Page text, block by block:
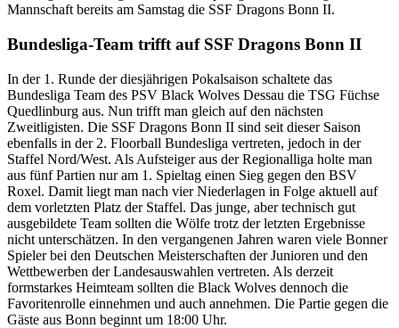
Mannschaft bereits am Samstag die SSF Dragons Bonn II.
Bundesliga-Team trifft auf SSF Dragons Bonn II
In der 1. Runde der diesjährigen Pokalsaison schaltete das
Bundesliga Team des PSV Black Wolves Dessau die TSG Füchse
Quedlinburg aus. Nun trifft man gleich auf den nächsten
Zweitligisten. Die SSF Dragons Bonn II sind seit dieser Saison
ebenfalls in der 2. Floorball Bundesliga vertreten, jedoch in der
Staffel Nord/West. Als Aufsteiger aus der Regionalliga holte man
aus fünf Partien nur am 1. Spieltag einen Sieg gegen den BSV
Roxel. Damit liegt man nach vier Niederlagen in Folge aktuell auf
dem vorletzten Platz der Staffel. Das junge, aber technisch gut
ausgebildete Team sollten die Wölfe trotz der letzten Ergebnisse
nicht unterschätzen. In den vergangenen Jahren waren viele Bonner
Spieler bei den Deutschen Meisterschaften der Junioren und den
Wettbewerben der Landesauswahlen vertreten. Als derzeit
formstarkes Heimteam sollten die Black Wolves dennoch die
Favoritenrolle einnehmen und auch annehmen. Die Partie gegen die
Gäste aus Bonn beginnt um 18:00 Uhr.